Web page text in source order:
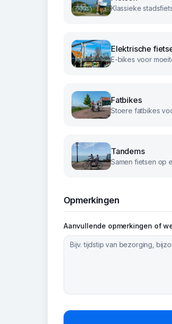
Elektrische
Fatbikes
Tandems
Samen fietsen op
Opmerkingen
Aanvullende opmerkingen of